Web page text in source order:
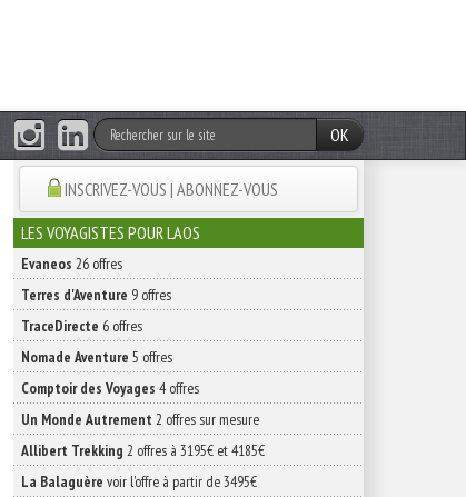
OK
INSCRIVEZ-VOUS | ABONNEZ-VOUS
LES VOYAGISTES POUR LAOS
Evaneos 26 offres
Terres d'Aventure 9 offres
TraceDirecte 6 offres
Nomade Aventure 5 offres
Comptoir des Voyages 4 offres
Un Monde Autrement 2 offres sur mesure
Allibert Trekking 2 offres à 3195€ et 4185€
La Balaguère voir l'offre à partir de 3495€